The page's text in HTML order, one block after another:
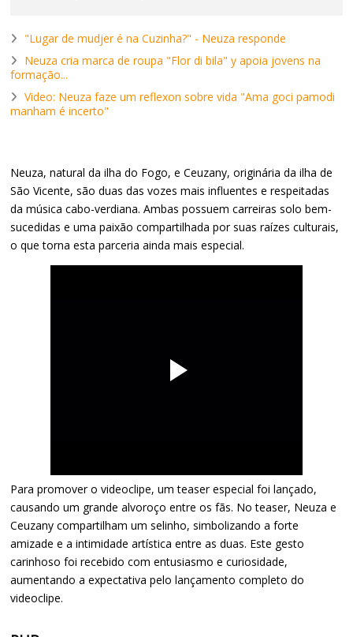
"Lugar de mudjer é na Cuzinha?" - Neuza responde
Neuza cria marca de roupa "Flor di bila" y apoia jovens na
formação...
Video: Neuza faze um reflexon sobre vida "Ama goci pamodi
manham é incerto"
Neuza, natural da ilha do Fogo, e Ceuzany, originária da ilha de
São Vicente, são duas das vozes mais influentes e respeitadas
da música cabo-verdiana. Ambas possuem carreiras solo bem-
sucedidas e uma paixão compartilhada por suas raízes culturais,
o que torna esta parceria ainda mais especial.
Para promover o videoclipe, um teaser especial foi lançado,
causando um grande alvoroço entre os fãs. No teaser, Neuza e
Ceuzany compartilham um selinho, simbolizando a forte
amizade e a intimidade artística entre as duas. Este gesto
carinhoso foi recebido com entusiasmo e curiosidade,
aumentando a expectativa pelo lançamento completo do
videoclipe.